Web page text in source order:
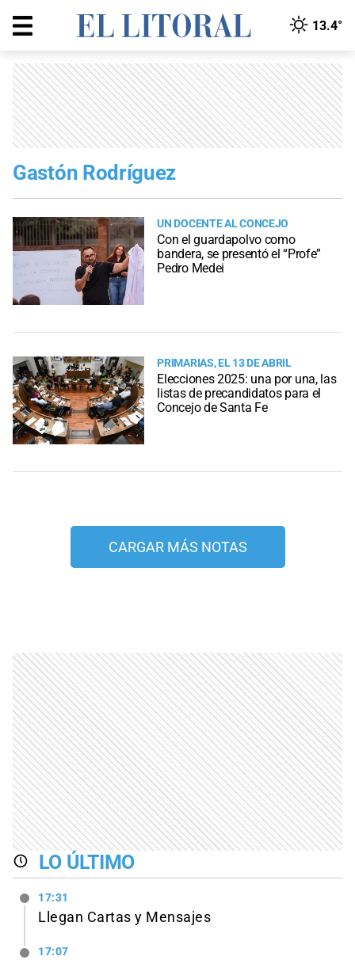
13.4°
Gastón Rodríguez
UN DOCENTE AL CONCEJO
Con el guardapolvo como
bandera, se presentó el “Profe”
Pedro Medei
PRIMARIAS, EL 13 DE ABRIL
Elecciones 2025: una por una, las
listas de precandidatos para el
Concejo de Santa Fe
CARGAR MÁS NOTAS
LO ÚLTIMO
17:31
Llegan Cartas y Mensajes
17:07